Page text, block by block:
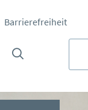
Barrierefreiheit